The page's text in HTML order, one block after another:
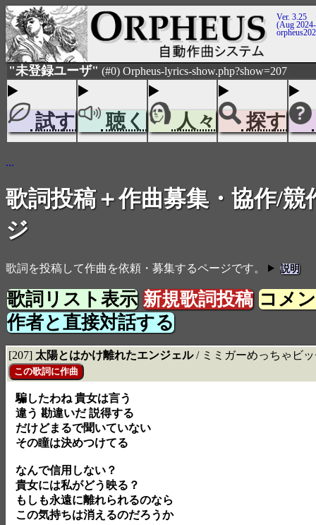
Ver. 3.25
(Aug
"未登録ユーザ" (#0) Orpheus-lyrics-show.php?show=207
試す 聴く 人々 探す
...
歌詞投稿＋作曲募集・協作/競
ジ
歌詞を投稿して作曲を依頼・募集するページです。 説明
歌詞リスト表示 新規歌詞投稿 コメ
作者と直接対話する
[207] 太陽とはかけ離れたエンジェル/ ミミガーめっちゃビ
騙したわね 貴女は言う
違う 勘違いだ 説得する
だけどまるで聞いていない
その瞳は決めつけてる
なんで信用しない？
貴女には私がどう映る？
もしも永遠に離れられるのなら
この気持ちは消えるのだろうか